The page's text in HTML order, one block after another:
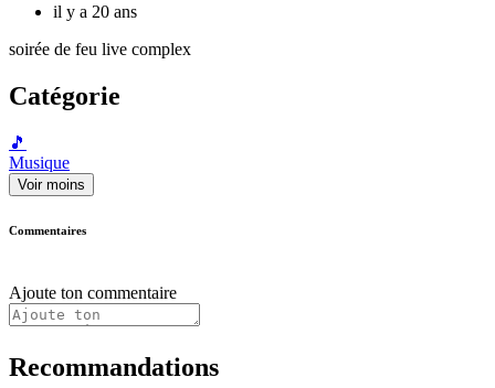
il y a 20 ans
soirée de feu live complex
Catégorie
🎵
Musique
Voir moins
Commentaires
Ajoute ton commentaire
Recommandations